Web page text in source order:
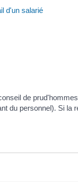
d'un salarié
de
du personnel). Si la